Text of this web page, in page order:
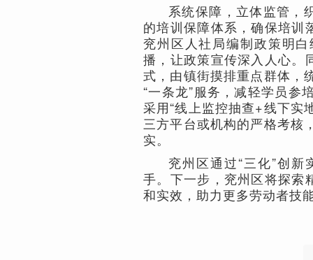
系统保障，立体监管，
的培训保障体系，确保培训
兖州区人社局编制政策明
播，让政策宣传深入人心。
式，由镇街摸排重点群体，
“一条龙”服务，减轻学员参
采用“线上监控抽查+线下实
三方平台或机构的严格考核
实。
兖州区通过“三化”创
手。下一步，兖州区将探索
和实效，助力更多劳动者技